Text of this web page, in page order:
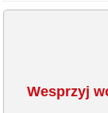
Wesprzyj